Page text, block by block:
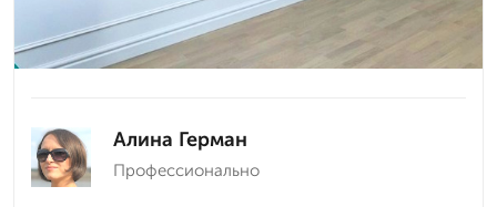
Алина Герман
Профессионально